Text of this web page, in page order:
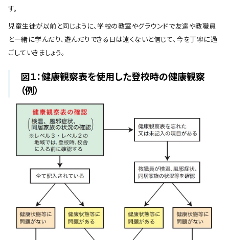
す。
児童生徒が以前と同じように、学校の教室やグラウンドで友達や教職員
と一緒に学んだり、遊んだりできる日は遠くないと信じて、今を丁寧に過
ごしていきましょう。
図１：健康観察表を使用した登校時の健康観察
（例）